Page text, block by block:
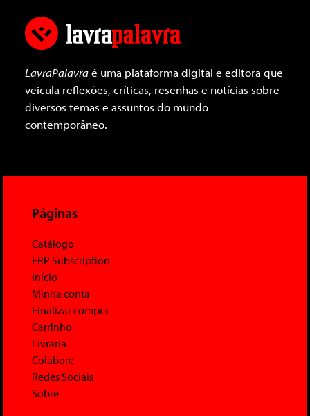
LavraPalavraé uma plataforma digital e editora que
veicula reflexões, críticas, resenhas e notícias sobre
diversos temas e assuntos do mundo
contemporâneo.
Páginas
Catálogo
ERP Subscription
Início
Minha conta
Finalizar compra
Carrinho
Livraria
Colabore
Redes Sociais
Sobre